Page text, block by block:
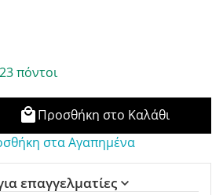
πόντοι
Προσθήκη στο Καλάθι
στα Αγαπημένα
επαγγελματίες